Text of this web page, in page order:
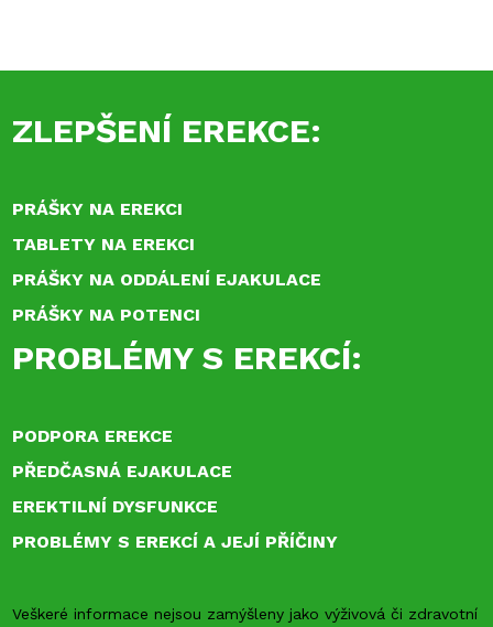
ZLEPŠENÍ EREKCE:
PRÁŠKY NA EREKCI
TABLETY NA EREKCI
PRÁŠKY NA ODDÁLENÍ EJAKULACE
PRÁŠKY NA POTENCI
PROBLÉMY S EREKCÍ:
PODPORA EREKCE
PŘEDČASNÁ EJAKULACE
EREKTILNÍ DYSFUNKCE
PROBLÉMY S EREKCÍ A JEJÍ PŘÍČINY
Veškeré informace nejsou zamýšleny jako výživová či zdravotní